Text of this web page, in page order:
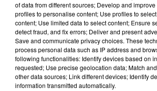
FOLA & Victony - golibe
of data from different sources; Develop and
profiles to personalise content; Use profiles to
content; Use limited data to select content; Ensure
detect fraud, and fix errors; Deliver and present
Save and communicate privacy choices. These
process personal data such as IP address and
following functionalities: Identify devices based on
requested; Use precise geolocation data; Match
other data sources; Link different devices; Identify
information transmitted automatically.